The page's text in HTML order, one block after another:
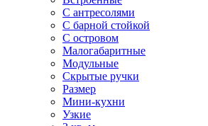
С антресолями
С барной стойкой
С островом
Малогабаритные
Модульные
Скрытые ручки
Размер
Мини-кухни
Узкие